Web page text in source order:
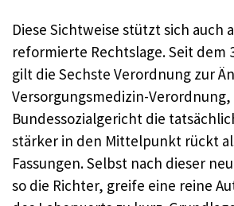
Diese Sichtweise stützt sich auch
reformierte Rechtslage. Seit dem
gilt die Sechste Verordnung zur
Versorgungsmedizin-
Bundessozialgericht die
stärker in den Mittelpunkt rückt
Fassungen. Selbst nach dieser
so die Richter, greife eine reine